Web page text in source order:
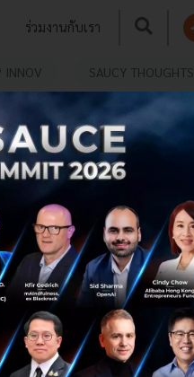
ร่วมงานกับเรา
INNOV SAUCY THOUGHTS
แตกไลน์บุก
รถยนต์
กไลน์บุกตลาดนาย
Insurance Broker